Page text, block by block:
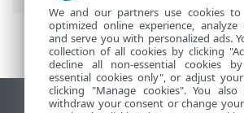
We and our partners use cookies
optimized online experience,
and serve you with personalized ads.
collection of all cookies by clicking
decline all non-essential cookies
essential cookies only", or adjust
clicking "Manage cookies". You
withdraw your consent or change